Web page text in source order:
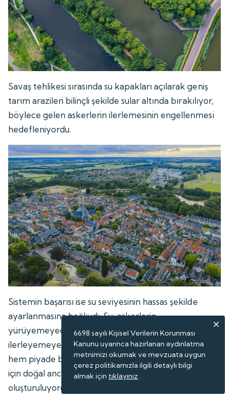
Savaş tehlikesi sırasında su kapakları açılarak geniş
tarım arazileri bilinçli şekilde sular altında bırakılıyor,
böylece gelen askerlerin ilerlemesinin engellenmesi
hedefleniyordu.
Sistemin başarısı ise su seviyesinin hassas şekilde
ayarlanmasına bağlıydı. Su, askerlerin
yürüyemeyeceği kadar derin; ancak teknelerin de
ilerleyemeyeceği kadar sığ tutuluyordu. Böylece
hem piyade birlikleri hem de topçu ve süvari birlikleri
için doğal ancak son derece etkili bir savunma hattı
oluşturuluyordu.
6698 sayılı Kişisel Verilerin Korunması
Kanunu uyarınca hazırlanan aydınlatma
metnimizi okumak ve mevzuata uygun
çerez politikamızla ilgili detaylı bilgi
almak için tıklayınız .